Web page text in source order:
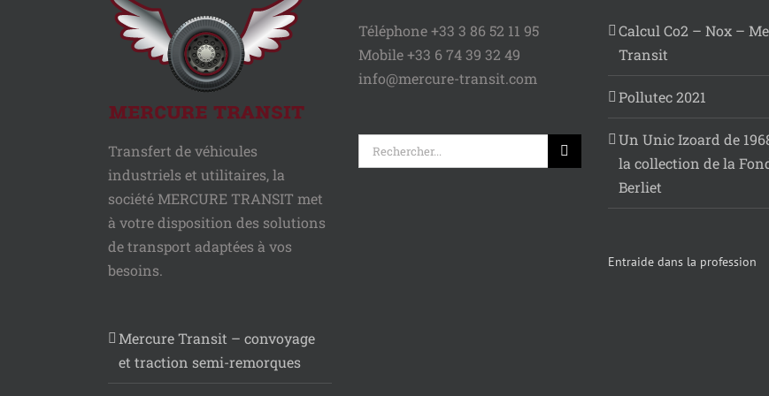
Transfert de véhicules
industriels et utilitaires, la
société MERCURE TRANSIT met
à votre disposition des solutions
de transport adaptées à vos
besoins.
Mercure Transit – convoyage
et traction semi-remorques
Téléphone +33 3 86 52 11 95
Mobile +33 6 74 39 32 49
info@mercure-transit.com
Rechercher:
Calcul Co2 – Nox –
Transit
Pollutec 2021
Un Unic Izoard de
la collection de la
Berliet
Entraide dans la profession